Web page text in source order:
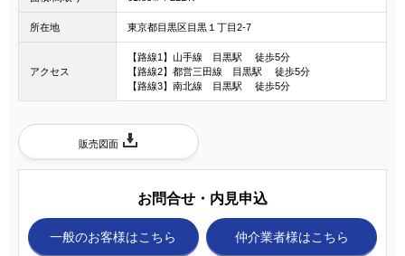
所在地 東京都目黒区目黒１丁目2-7
アクセス
【路線1】山手線 目黒駅 徒歩5分
【路線2】都営三田線 目黒駅 徒歩5分
【路線3】南北線 目黒駅 徒歩5分
販売図面
お問合せ・内見申込
一般のお客様はこちら 仲介業者様はこちら